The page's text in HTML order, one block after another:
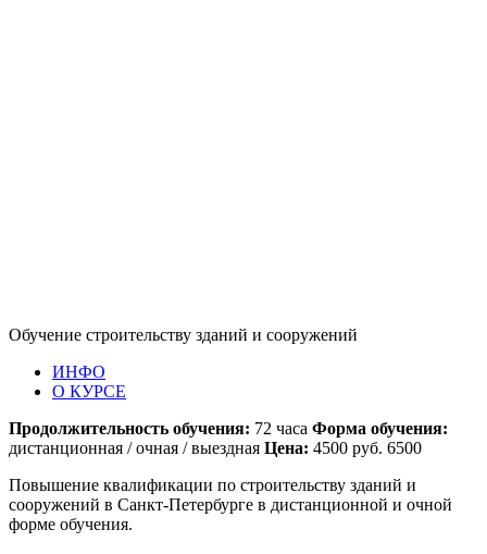
Обучение строительству зданий и сооружений
ИНФО
О КУРСЕ
Продолжительность обучения: 72 часа Форма обучения:
дистанционная / очная / выездная Цена: 4500 руб. 6500
Повышение квалификации по строительству зданий и
сооружений в Санкт-Петербурге в дистанционной и очной
форме обучения.